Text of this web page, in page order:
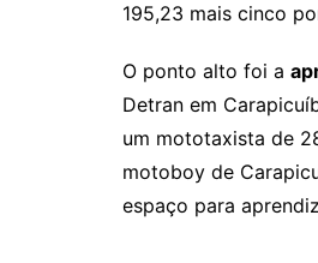
195,23 mais cinco
O ponto alto foi a
Detran em
um mototaxista de
motoboy de
espaço para